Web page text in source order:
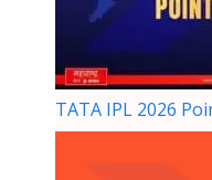
TATA IPL 2026